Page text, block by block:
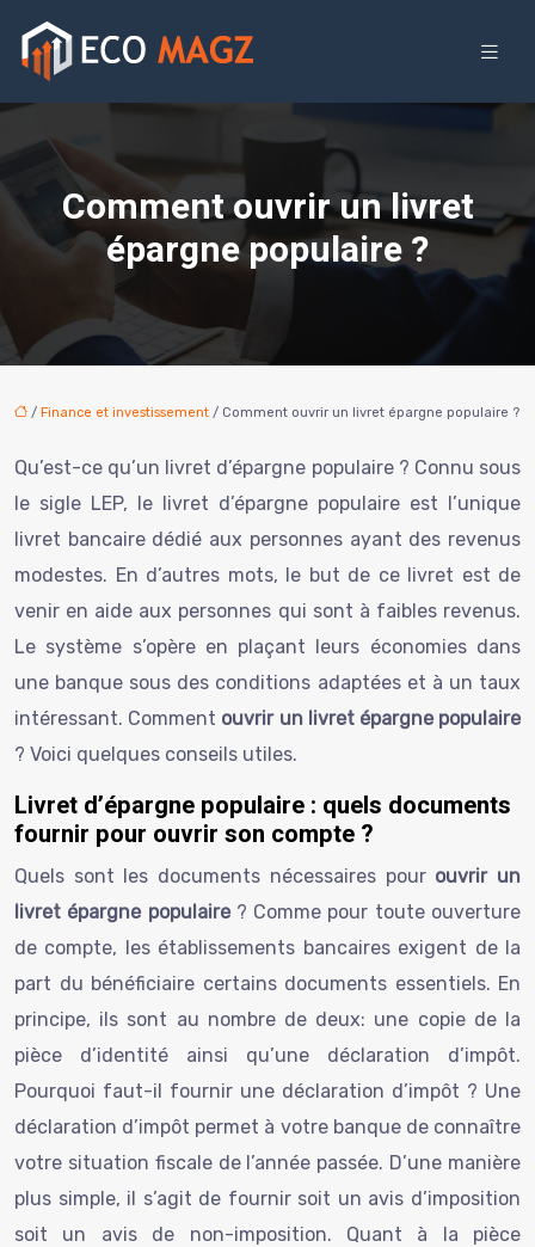
Comment ouvrir un livret
épargne populaire ?
/ Finance et investissement / Comment ouvrir un livret épargne populaire ?
Qu’est-ce qu’un livret d’épargne populaire ? Connu sous
le sigle LEP, le livret d’épargne populaire est l’unique
livret bancaire dédié aux personnes ayant des revenus
modestes. En d’autres mots, le but de ce livret est de
venir en aide aux personnes qui sont à faibles revenus.
Le système s’opère en plaçant leurs économies dans
une banque sous des conditions adaptées et à un taux
intéressant. Comment ouvrir un livret épargne populaire
? Voici quelques conseils utiles.
Livret d’épargne populaire : quels documents
fournir pour ouvrir son compte ?
Quels sont les documents nécessaires pour ouvrir un
livret épargne populaire? Comme pour toute ouverture
de compte, les établissements bancaires exigent de la
part du bénéficiaire certains documents essentiels. En
principe, ils sont au nombre de deux: une copie de la
pièce d’identité ainsi qu’une déclaration d’impôt.
Pourquoi faut-il fournir une déclaration d’impôt ? Une
déclaration d’impôt permet à votre banque de connaître
votre situation fiscale de l’année passée. D’une manière
plus simple, il s’agit de fournir soit un avis d’imposition
soit un avis de non-imposition. Quant à la pièce